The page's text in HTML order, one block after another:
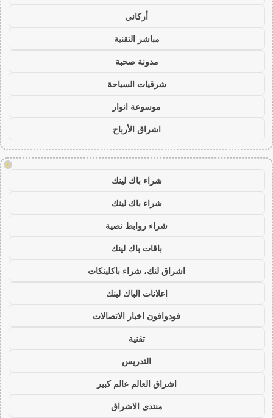
أركاني
مباشر التقنية
مدونة صحبة
شرقيات السياحة
موسوعة انوار
اشراق الأرباح
!
شراء باك لينك
شراء باك لينك
شراء روابط نصية
باقات باك لينك
اشراق لنك، شراء باكلينكات
اعلانات الباك لينك
فودوافون اخبار الاتصالات
تقنية
التدريس
اشراق العالم عالم كبير
منتدى الاشراق